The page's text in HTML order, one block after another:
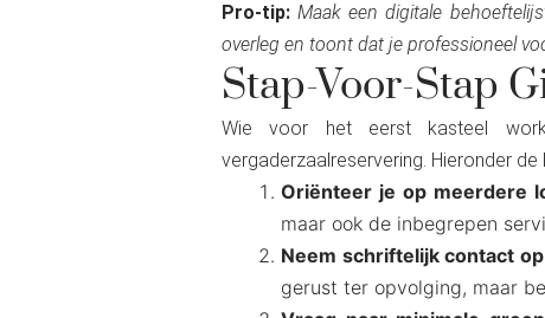
Pro-tip: Maak een digitale
overleg en toont dat je professioneel
Stap-Voor-Stap
Wie voor het eerst kasteel
vergaderzaalreservering. Hieronder
Oriënteer je op meerdere
maar ook de inbegrepen
Neem schriftelijk contact
gerust ter opvolging, maar